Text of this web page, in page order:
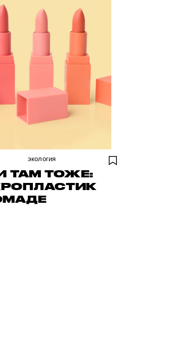
экология
ТАМ ТОЖЕ: